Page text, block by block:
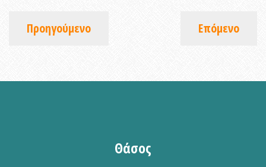
Προηγούμενο Επόμενο
Θάσος